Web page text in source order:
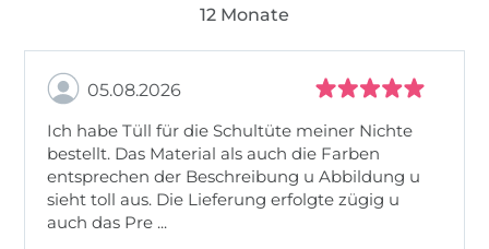
12 Monate
05.08.2026
Ich habe Tüll für die Schultüte meiner Nichte
bestellt. Das Material als auch die Farben
entsprechen der Beschreibung u Abbildung u
sieht toll aus. Die Lieferung erfolgte zügig u
auch das Pre ...